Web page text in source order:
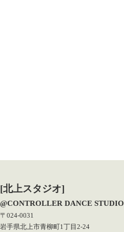
[北上スタジオ]
@CONTROLLER DANCE STUDIO
〒024-0031
岩手県北上市青柳町1丁目2-24